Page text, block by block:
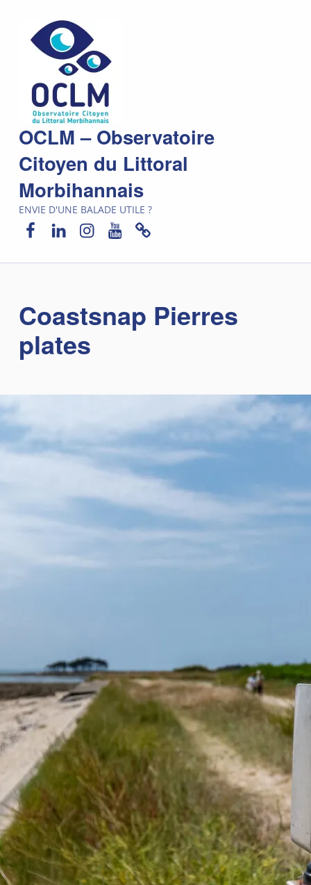
OCLM – Observatoire
Citoyen du Littoral
Morbihannais
ENVIE D'UNE BALADE UTILE ?
Facebook
LinkedInInstagram
YouTubeNewsletter
Coastsnap Pierres
plates